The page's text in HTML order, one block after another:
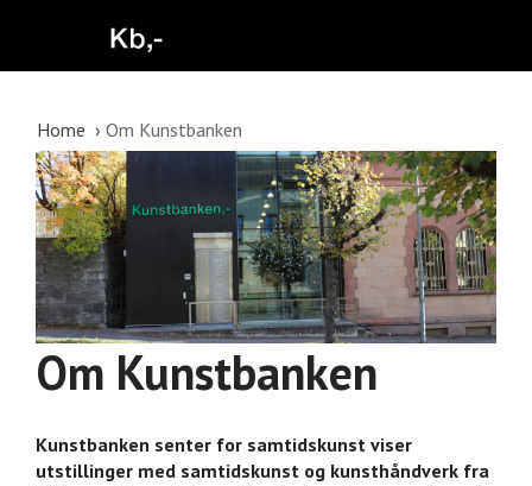
Home Om Kunstbanken
Om Kunstbanken
Kunstbanken senter for samtidskunst viser
utstillinger med samtidskunst og kunsthåndverk fra